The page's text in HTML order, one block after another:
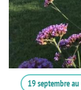
19 septembreau